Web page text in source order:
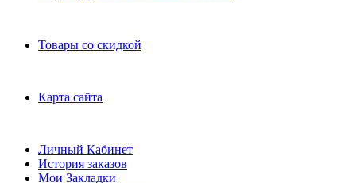
Товары со скидкой
Карта сайта
Личный Кабинет
История заказов
Мои Закладки